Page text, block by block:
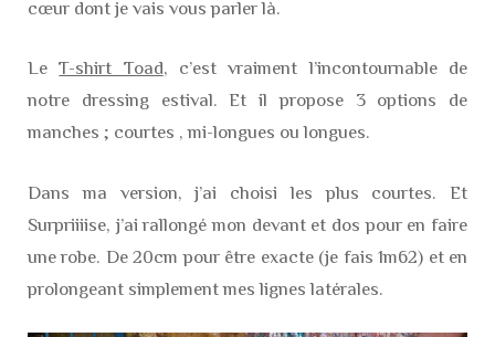
cœur dont je vais vous parler là.
LeT-shirt Toad, c’est vraiment l’incontournable de
notre dressing estival. Et il propose 3 options de
manches ; courtes , mi-longues ou longues.
Dans ma version, j’ai choisi les plus courtes. Et
Surpriiiise, j’ai rallongé mon devant et dos pour en faire
une robe. De 20cm pour être exacte (je fais 1m62) et en
prolongeant simplement mes lignes latérales.